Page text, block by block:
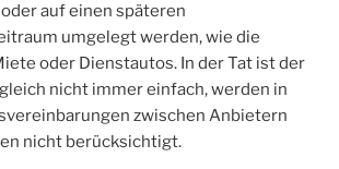
auf einen späteren
umgelegt werden, wie die
oder Dienstautos. In der Tat ist der
nicht immer einfach, werden in
zwischen Anbietern
nicht berücksichtigt.